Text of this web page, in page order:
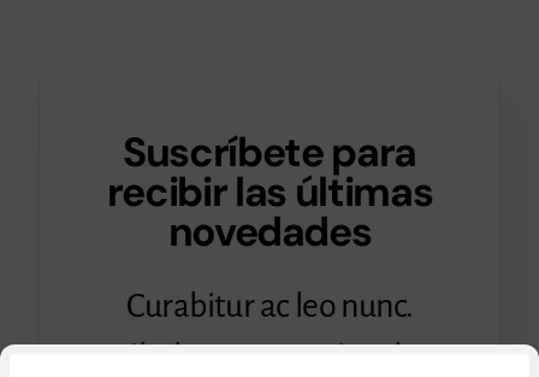
Suscríbete para
recibir las últimas
novedades
Curabitur ac leo nunc.
Vestibulum et mauris vel ante